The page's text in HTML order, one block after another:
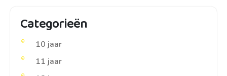
Categorieën
10 jaar
11 jaar